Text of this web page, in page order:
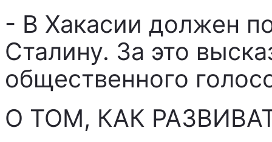
- В Хакасии должен
Сталину. За это
общественного
О ТОМ, КАК